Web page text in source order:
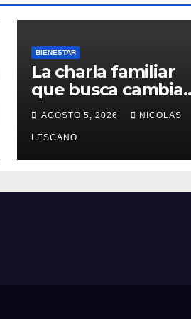
BIENESTAR
La charla familiar
que busca cambiar
la forma en que
educamos a
nuestros hijos sobre
el dinero
AGOSTO 5, 2026 NICOLAS
LESCANO